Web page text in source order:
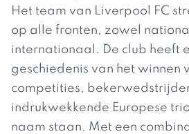
Het team van Liverpool FC
op alle fronten, zowel
internationaal. De club heeft
geschiedenis van het winnen
competities,
indrukwekkende Europese
naam staan. Met een